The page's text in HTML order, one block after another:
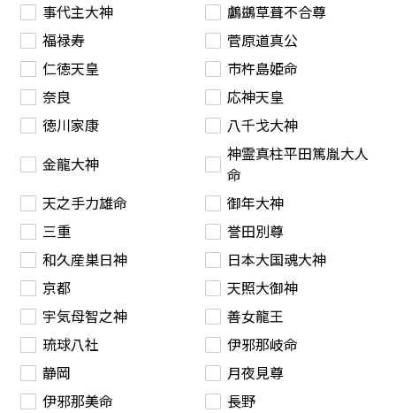
事代主大神
鸕鷀草葺不合尊
福禄寿
菅原道真公
仁徳天皇
市杵島姫命
奈良
応神天皇
徳川家康
八千戈大神
金龍大神
神霊真柱平田篤胤大人
命
天之手力雄命
御年大神
三重
誉田別尊
和久産巣日神
日本大国魂大神
京都
天照大御神
宇気母智之神
善女龍王
琉球八社
伊邪那岐命
静岡
月夜見尊
伊邪那美命
長野